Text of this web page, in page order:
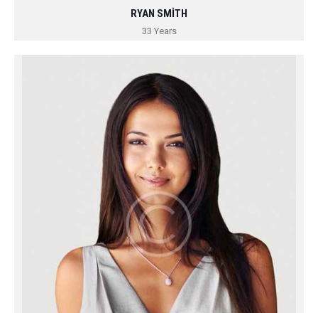
RYAN SMITH
33 Years